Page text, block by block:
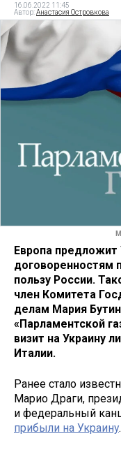
16.06.2022 11:45
Автор:Анастасия Островкова
Европа предложит
договоренностям
пользу России.
член Комитета
делам Мария
«Парламентской
визит на Украину
Италии.
Ранее стало
Марио Драги,
и федеральный
прибыли на Украину.